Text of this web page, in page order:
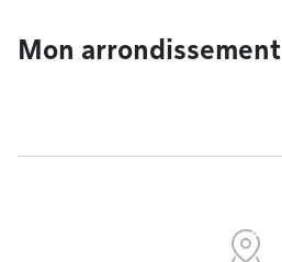
Mon arrondissement